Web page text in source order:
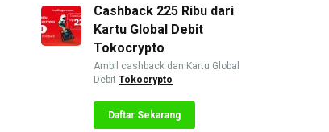
Cashback 225 Ribu dari
Kartu Global Debit
Tokocrypto
Ambil cashback dan Kartu Global
Debit Tokocrypto
Daftar Sekarang